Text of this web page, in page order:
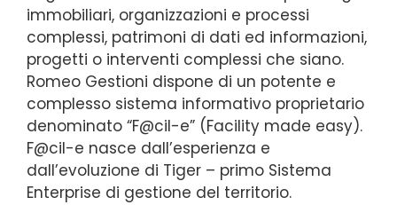
immobiliari, organizzazioni e processi
complessi, patrimoni di dati ed informazioni,
progetti o interventi complessi che siano.
Romeo Gestioni dispone di un potente e
complesso sistema informativo proprietario
denominato “F@cil-e” (Facility made easy).
F@cil-e nasce dall’esperienza e
dall’evoluzione di Tiger – primo Sistema
Enterprise di gestione del territorio.